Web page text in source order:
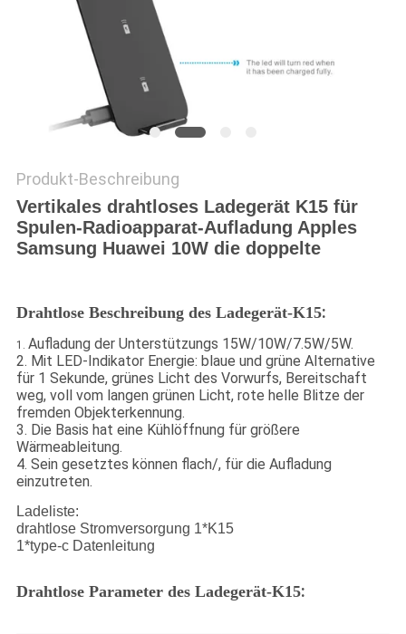
Produkt-Beschreibung
Vertikales drahtloses Ladegerät K15 für
Spulen-Radioapparat-Aufladung Apples
Samsung Huawei 10W die doppelte
Drahtlose Beschreibung des Ladegerät-K15:
1. Aufladung der Unterstützungs 15W/10W/7.5W/5W.
2. Mit LED-Indikator Energie: blaue und grüne Alternative
für 1 Sekunde, grünes Licht des Vorwurfs, Bereitschaft
weg, voll vom langen grünen Licht, rote helle Blitze der
fremden Objekterkennung.
3. Die Basis hat eine Kühlöffnung für größere
Wärmeableitung.
4. Sein gesetztes können flach/, für die Aufladung
einzutreten.
Ladeliste:
drahtlose Stromversorgung 1*K15
1*type-c Datenleitung
Drahtlose Parameter des Ladegerät-K15: